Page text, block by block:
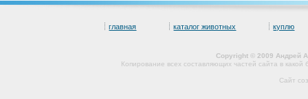
главная каталог животных куплю
Copyright © 2009 Андрей
Копирование всех составляющих частей сайта в
Сайт